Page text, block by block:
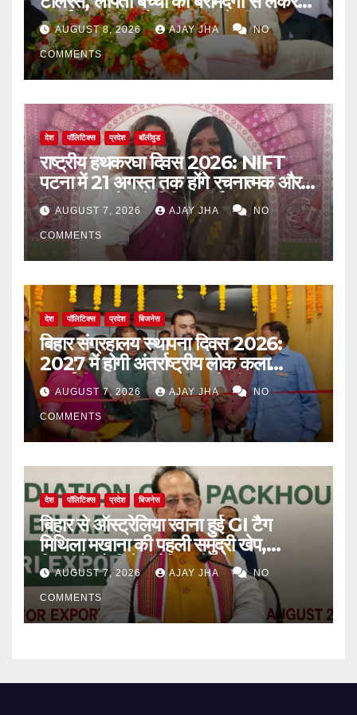
पुनर्वास तक पर जोर: सम्राट चौधरी
AUGUST 8, 2026 AJAY JHA NO
COMMENTS
देश पॉलिटिक्स प्रदेश बॉलीवुड
राष्ट्रीय हथकरघा दिवस 2026: NIFT
पटना में 21 अगस्त तक होंगे रचनात्मक और
जागरूकता से जुड़े विविध कार्यक्रम
AUGUST 7, 2026 AJAY JHA NO
COMMENTS
देश पॉलिटिक्स प्रदेश बिजनेस
बिहार संग्रहालय स्थापना दिवस 2026:
2027 में होगी अंतर्राष्ट्रीय लोक कला
प्रदर्शनी, मुख्यमंत्री सम्राट चौधरी का बड़ा
ऐलान
AUGUST 7, 2026 AJAY JHA NO
COMMENTS
देश पॉलिटिक्स प्रदेश बिजनेस
बिहार से ऑस्ट्रेलिया रवाना हुई GI टैग
मिथिला मखाना की पहली समुद्री खेप,
किसानों को मिलेगा वैश्विक बाजार
AUGUST 7, 2026 AJAY JHA NO
COMMENTS